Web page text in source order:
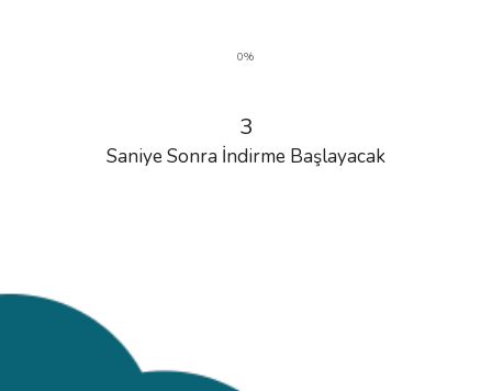
0%
3
Saniye Sonra İndirme Başlayacak